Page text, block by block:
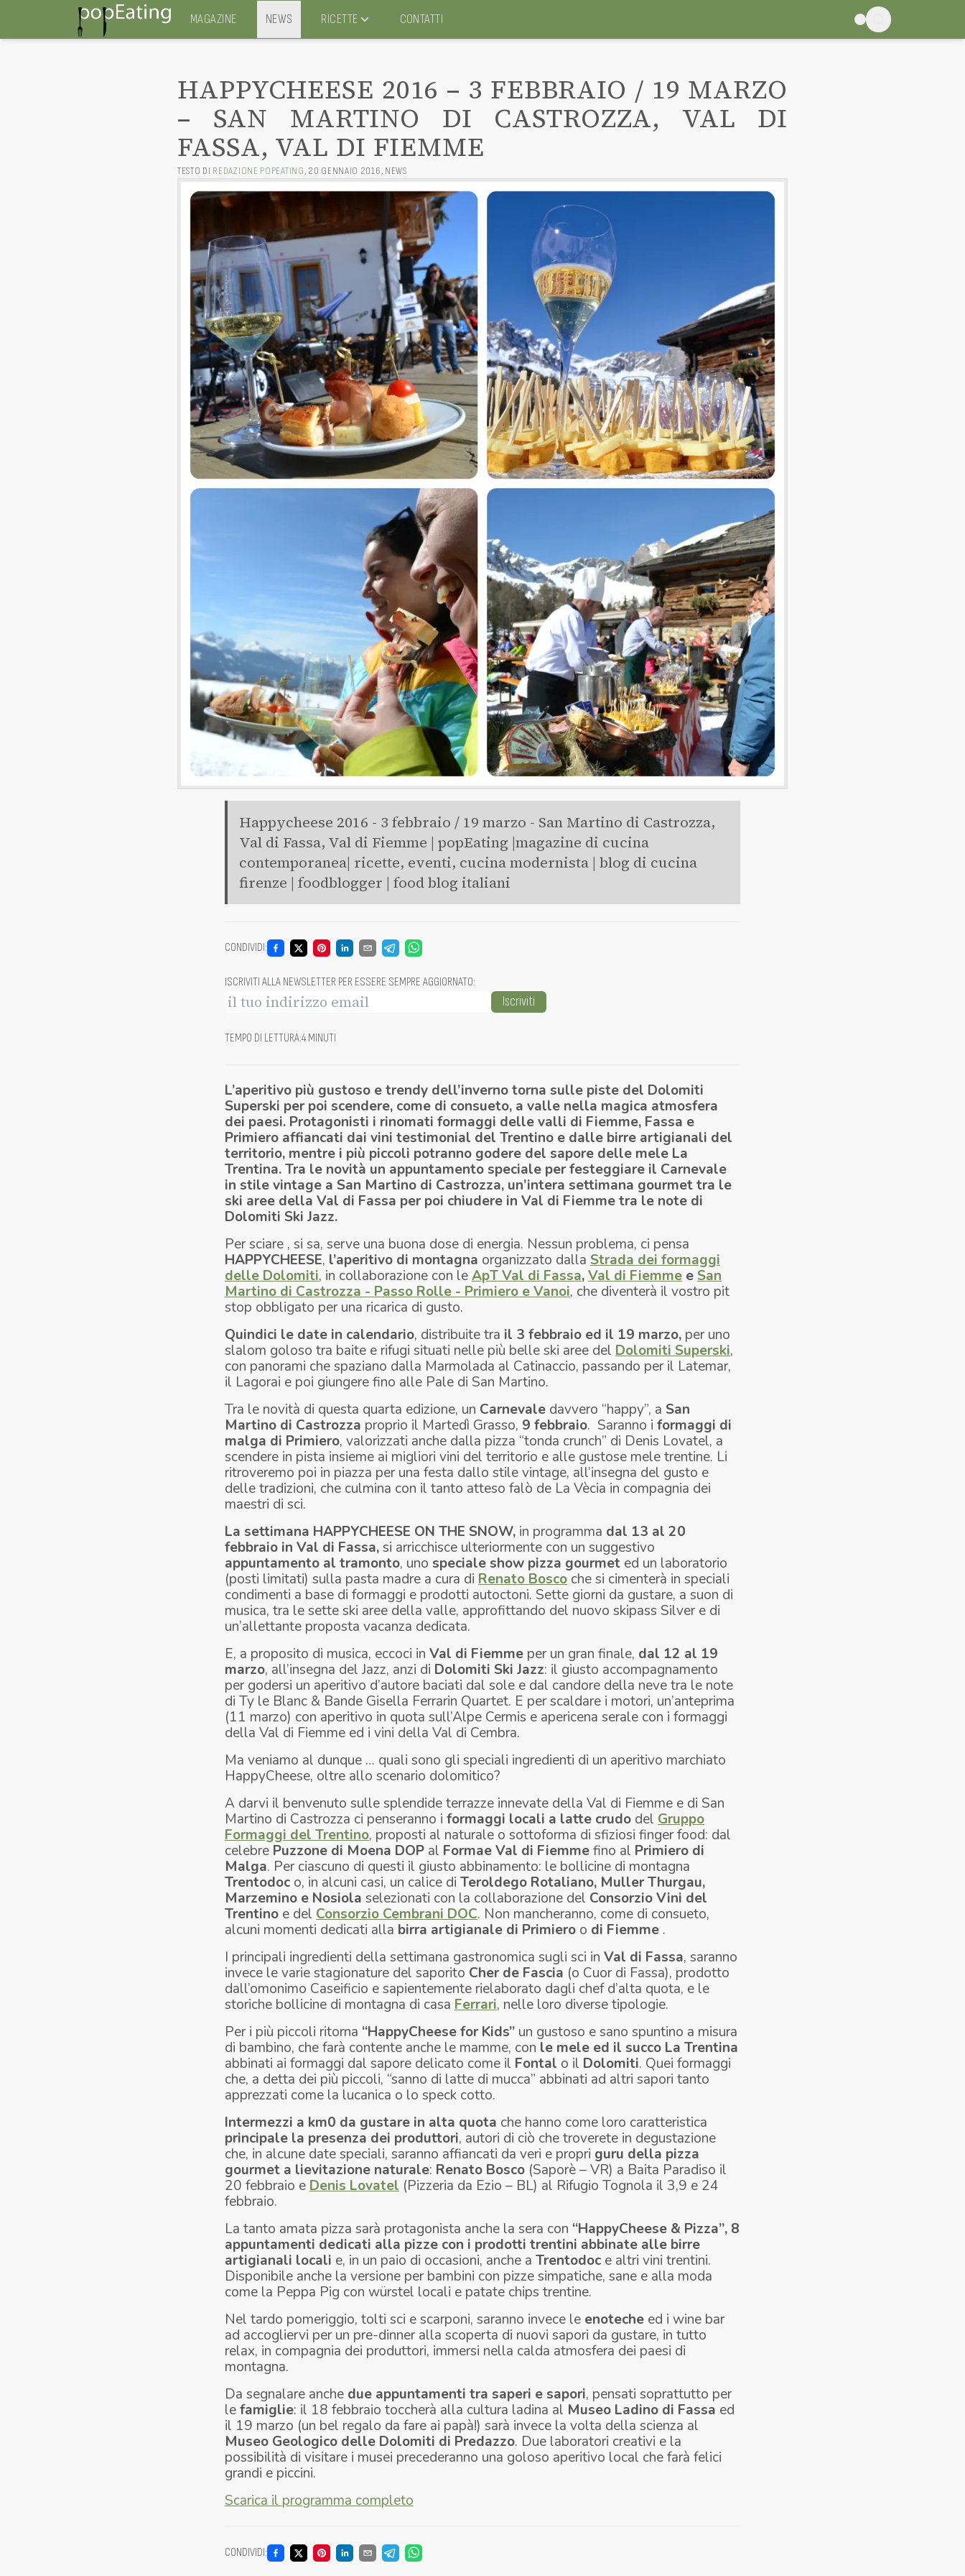
MAGAZINE NEWS RICETTE CONTATTI
HAPPYCHEESE 2016 – 3 FEBBRAIO / 19 MARZO
– SAN MARTINO DI CASTROZZA, VAL DI
FASSA, VAL DI FIEMME
TESTO DI REDAZIONE POPEATING, 20 GENNAIO 2016, NEWS
Happycheese 2016 - 3 febbraio / 19 marzo - San Martino di Castrozza,
Val di Fassa, Val di Fiemme | popEating |magazine di cucina
contemporanea| ricette, eventi, cucina modernista | blog di cucina
firenze | foodblogger | food blog italiani
CONDIVIDI:
ISCRIVITI ALLA NEWSLETTER PER ESSERE SEMPRE AGGIORNATO:
Iscriviti
TEMPO DI LETTURA:4 MINUTI
L’aperitivo più gustoso etrendy dell’inverno torna sulle piste del Dolomiti
Superski per poi scendere, come di consueto, a valle nella magica atmosfera
dei paesi. Protagonisti i rinomati formaggi delle valli di Fiemme, Fassa e
Primiero affiancati dai vini testimonial del Trentino e dalle birre artigianali del
territorio, mentre i più piccoli potranno godere del sapore delle mele La
Trentina. Tra le novità un appuntamento speciale per festeggiare il Carnevale
in stilevintage a San Martino di Castrozza, un’intera settimana gourmet tra le
ski aree della Val di Fassa per poi chiudere in Val di Fiemme tra le note di
Dolomiti Ski Jazz.
Per sciare , si sa, serve una buona dose di energia. Nessun problema, ci pensa
HAPPYCHEESE, l’aperitivo di montagna organizzato dalla Strada dei formaggi
delle Dolomiti, in collaborazione con leApT Val di Fassa,Val di Fiemme eSan
Martino di Castrozza - Passo Rolle - Primiero e Vanoi, che diventerà il vostro pit
stop obbligato per una ricarica di gusto.
Quindici le date in calendario, distribuite tra il 3 febbraio ed il 19 marzo, per uno
slalom goloso tra baite e rifugi situati nelle più belle ski aree del Dolomiti Superski,
con panorami che spaziano dalla Marmolada al Catinaccio, passando per il Latemar,
il Lagorai e poi giungere fino alle Pale di San Martino.
Tra le novità di questa quarta edizione, un Carnevale davvero “happy”, a San
Martino di Castrozza proprio il Martedì Grasso, 9 febbraio. Saranno i formaggi di
malga di Primiero, valorizzati anche dalla pizza “tonda crunch” di Denis Lovatel, a
scendere in pista insieme ai migliori vini del territorio e alle gustose mele trentine. Li
ritroveremo poi in piazza per una festa dallo stilevintage, all’insegna del gusto e
delle tradizioni, che culmina con il tanto atteso falò de La Vècia in compagnia dei
maestri di sci.
La settimana HAPPYCHEESE ON THE SNOW, in programma dal 13 al 20
febbraio in Val di Fassa,si arricchisce ulteriormente con un suggestivo
appuntamento al tramonto, uno speciale show pizza gourmet ed un laboratorio
(posti limitati) sulla pasta madre a cura di Renato Bosco che si cimenterà in speciali
condimenti a base di formaggi e prodotti autoctoni. Sette giorni da gustare, a suon di
musica, tra le sette ski aree della valle, approfittando del nuovo skipass Silver e di
un’allettante proposta vacanza dedicata.
E, a proposito di musica, eccoci in Val di Fiemme per un gran finale, dal 12 al 19
marzo, all’insegna del Jazz, anzi di Dolomiti Ski Jazz: il giusto accompagnamento
per godersi un aperitivo d’autore baciati dal sole e dal candore della neve tra le note
di Ty le Blanc & Bande Gisella Ferrarin Quartet. E per scaldare i motori, un’anteprima
(11 marzo) con aperitivo in quota sull’Alpe Cermis e apericena serale con i formaggi
della Val di Fiemme ed i vini della Val di Cembra.
Ma veniamo al dunque … quali sono gli speciali ingredienti di un aperitivo marchiato
HappyCheese, oltre allo scenario dolomitico?
A darvi il benvenuto sulle splendide terrazze innevate della Val di Fiemme e di San
Martino di Castrozza ci penseranno i formaggi locali a latte crudo del Gruppo
Formaggi del Trentino, proposti al naturale o sottoforma di sfiziosi finger food: dal
celebre Puzzone di Moena DOP al Formae Val di Fiemmefino al Primiero di
Malga. Per ciascuno di questi il giusto abbinamento: le bollicine di montagna
Trentodoc o, in alcuni casi, un calice di Teroldego Rotaliano, Muller Thurgau,
Marzemino e Nosiola selezionati con la collaborazione del Consorzio Vini del
Trentino e del Consorzio Cembrani DOC. Non mancheranno, come di consueto,
alcuni momenti dedicati alla birra artigianale di Primiero o di Fiemme .
I principali ingredienti della settimana gastronomica sugli sci in Val di Fassa, saranno
invece le varie stagionature del saporito Cher de Fascia (o Cuor di Fassa), prodotto
dall’omonimo Caseificio e sapientemente rielaborato dagli chef d’alta quota, e le
storiche bollicine di montagna di casa Ferrari, nelle loro diverse tipologie.
Per i più piccoli ritorna “HappyCheese for Kids” un gustoso e sano spuntino a misura
di bambino, che farà contente anche le mamme, con le mele ed il succo La Trentina
abbinati ai formaggi dal sapore delicato come il Fontal o il Dolomiti. Quei formaggi
che, a detta dei più piccoli, “sanno di latte di mucca” abbinati ad altri sapori tanto
apprezzati come la lucanica o lo speck cotto.
Intermezzi a km0 da gustare in alta quota che hanno come loro caratteristica
principale la presenza dei produttori, autori di ciò che troverete in degustazione
che, in alcune date speciali, saranno affiancati da veri e propri guru della pizza
gourmet a lievitazione naturale: Renato Bosco (Saporè – VR) a Baita Paradiso il
20 febbraio eDenis Lovatel (Pizzeria da Ezio – BL) al Rifugio Tognola il 3,9 e 24
febbraio.
La tanto amata pizza sarà protagonista anche la sera con “HappyCheese & Pizza”, 8
appuntamenti dedicati alla pizze con i prodotti trentini abbinate alle birre
artigianali locali e, in un paio di occasioni, anche a Trentodoc e altri vini trentini.
Disponibile anche la versione per bambini con pizze simpatiche, sane e alla moda
come la Peppa Pig con würstel locali e patate chips trentine.
Nel tardo pomeriggio, tolti sci e scarponi, saranno invece le enoteche ed i wine bar
ad accogliervi per un pre-dinner alla scoperta di nuovi sapori da gustare, in tutto
relax, in compagnia dei produttori, immersi nella calda atmosfera dei paesi di
montagna.
Da segnalare anche due appuntamenti tra saperi e sapori, pensati soprattutto per
lefamiglie: il 18 febbraio toccherà alla cultura ladina al Museo Ladino di Fassa ed
il 19 marzo (un bel regalo da fare ai papà!) sarà invece la volta della scienza al
Museo Geologico delle Dolomiti di Predazzo. Due laboratori creativi e la
possibilità di visitare i musei precederanno una goloso aperitivo local che farà felici
grandi e piccini.
Scarica il programma completo
CONDIVIDI: